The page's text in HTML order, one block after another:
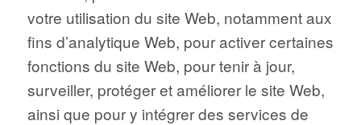
votre utilisation du site Web, notamment aux
fins d’analytique Web, pour activer certaines
fonctions du site Web, pour tenir à jour,
surveiller, protéger et améliorer le site Web,
ainsi que pour y intégrer des services de